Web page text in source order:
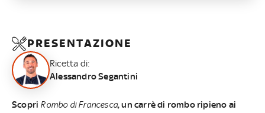
PRESENTAZIONE
Ricetta di:
Alessandro Segantini
Scopri Rombo di Francesca, un carrè di rombo ripieno ai